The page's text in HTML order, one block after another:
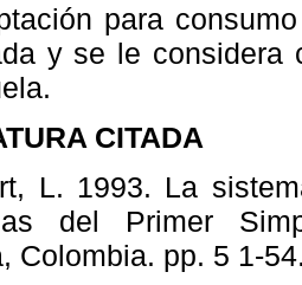
para
y se le considera
CITADA
L. 1993. La
del Primer
Colombia. pp. 5